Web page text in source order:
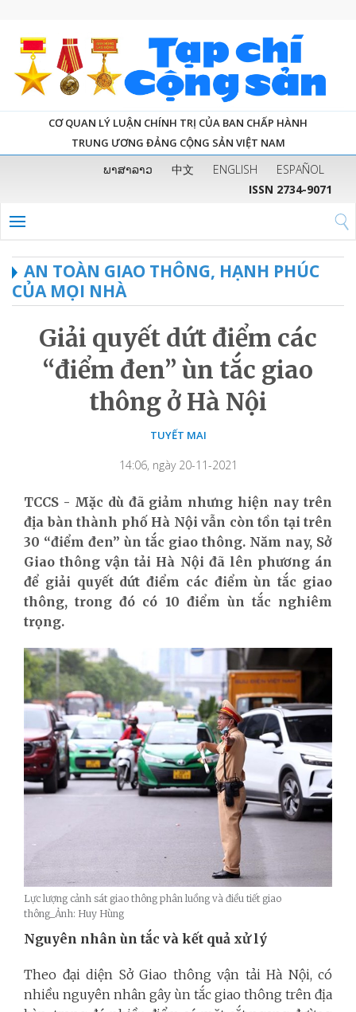
CƠ QUAN LÝ LUẬN CHÍNH TRỊ CỦA BAN CHẤP HÀNH
TRUNG ƯƠNG ĐẢNG CỘNG SẢN VIỆT NAM
ພາສາລາວ 中文 ENGLISH
ESPAÑOL
ISSN 2734-9071
AN TOÀN GIAO THÔNG, HẠNH PHÚC
CỦA MỌI NHÀ
Giải quyết dứt điểm các
“điểm đen” ùn tắc giao
thông ở Hà Nội
TUYẾT MAI
14:06, ngày 20-11-2021
TCCS - Mặc dù đã giảm nhưng hiện nay trên
địa bàn thành phố Hà Nội vẫn còn tồn tại trên
30 “điểm đen” ùn tắc giao thông. Năm nay, Sở
Giao thông vận tải Hà Nội đã lên phương án
để giải quyết dứt điểm các điểm ùn tắc giao
thông, trong đó có 10 điểm ùn tắc nghiêm
trọng.
Lực lượng cảnh sát giao thông phân luồng và điều tiết giao
thông_Ảnh: Huy Hùng
Nguyên nhân ùn tắc và kết quả xử lý
Theo đại diện Sở Giao thông vận tải Hà Nội, có
nhiều nguyên nhân gây ùn tắc giao thông trên địa